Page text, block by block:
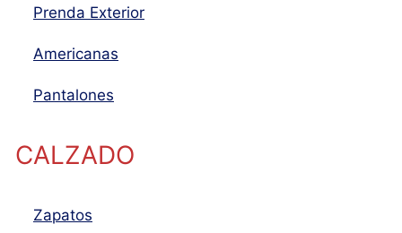
Prenda Exterior
Americanas
Pantalones
CALZADO
Zapatos